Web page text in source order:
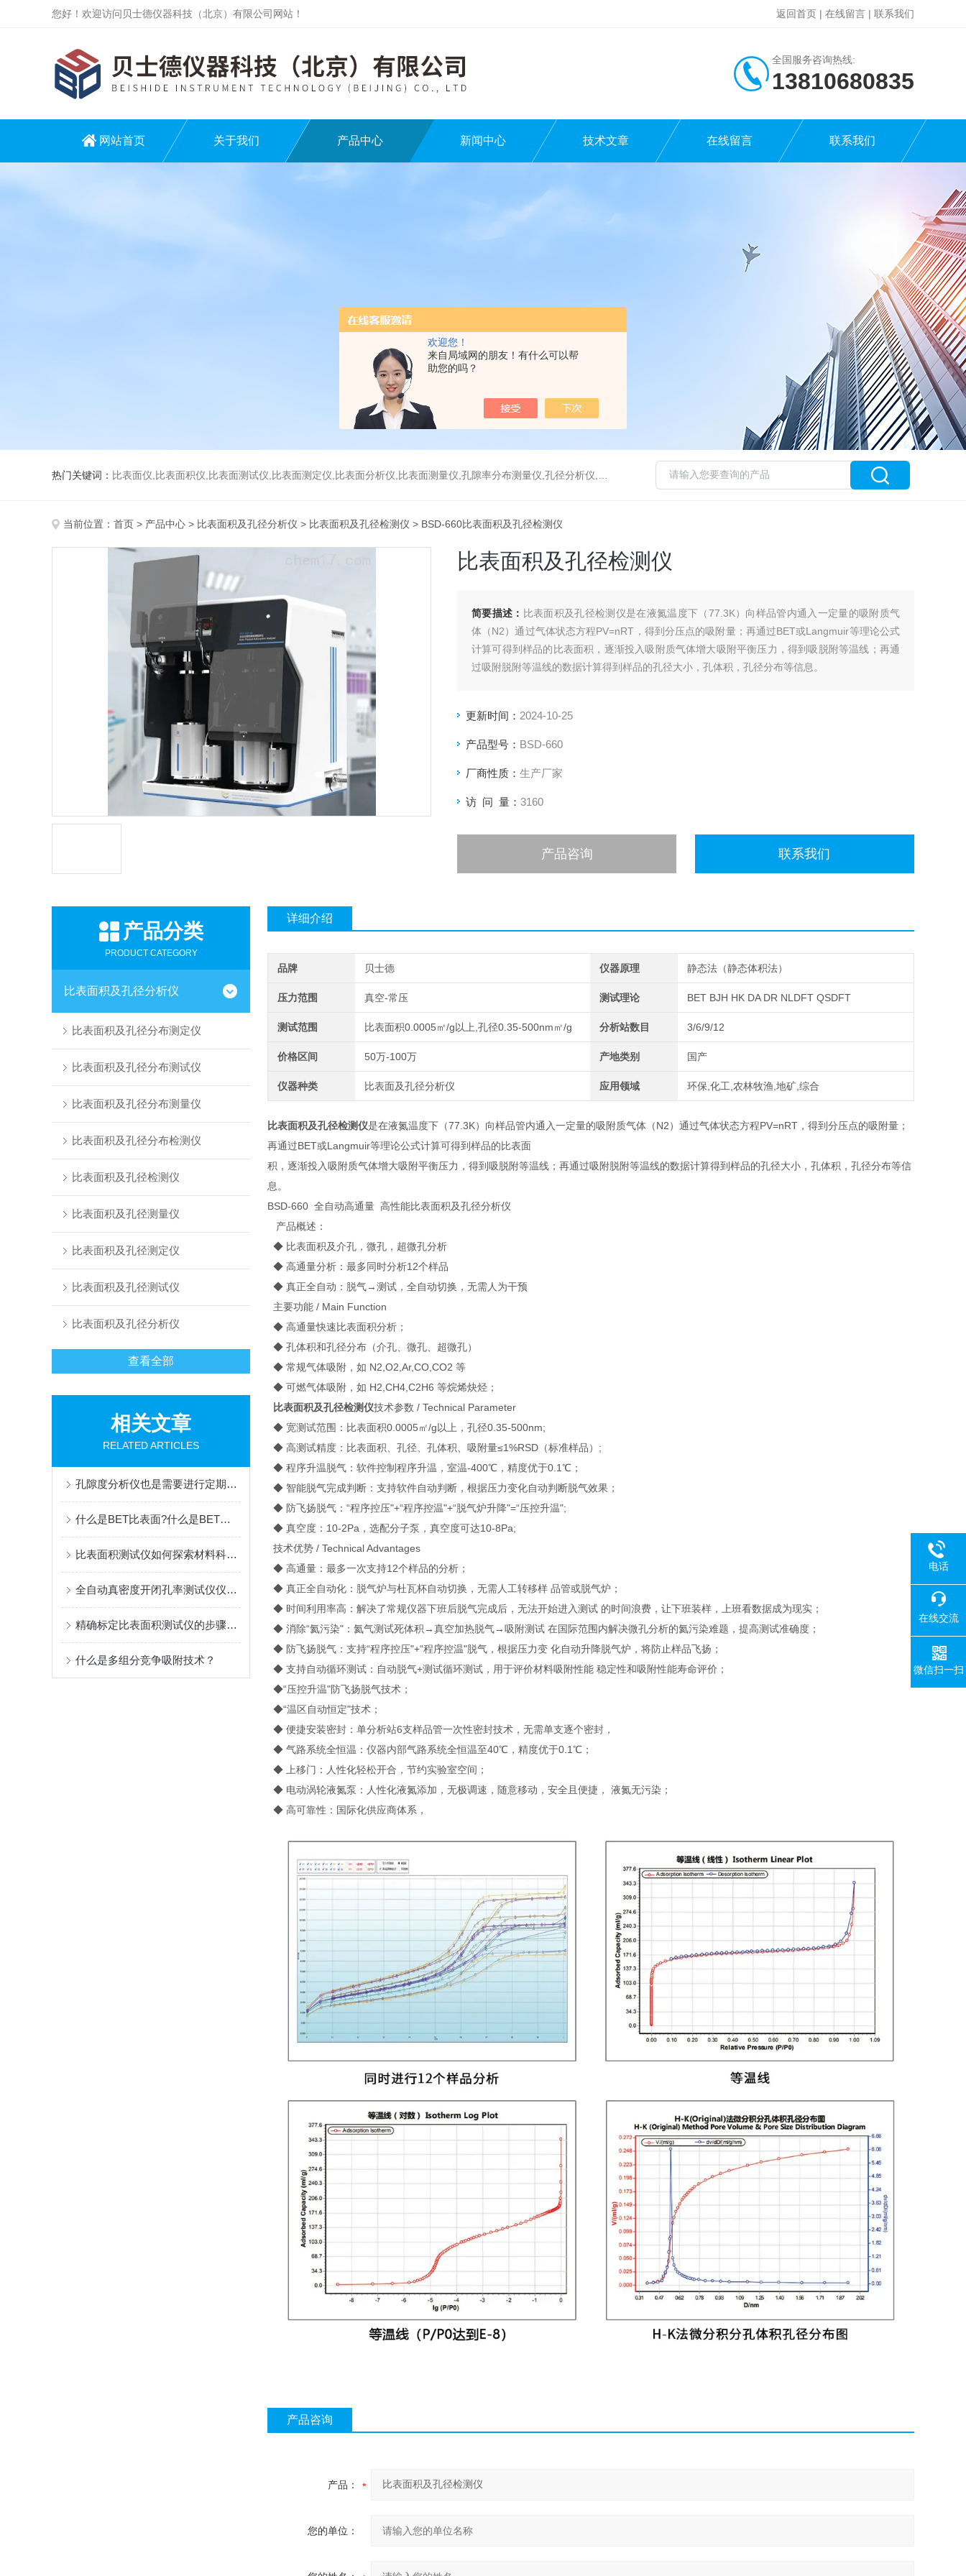
欢迎您！
来自局域网的朋友！有什么可以帮
助您的吗？
您好！欢迎访问贝士德仪器科技（北京）有限公司网站！ 返回首页 | 在线留言 | 联系我们
全国服务咨询热线:
13810680835
网站首页 关于我们 产品中心 新闻中心 技术文章 在线留言 联系我们
热门关键词： 比表面仪,比表面积仪,比表面测试仪,比表面测定仪,比表面分析仪,比表面测量仪,孔隙率分布测量仪,孔径分析仪,孔径测试仪,孔结构分析仪
当前位置： 首页 > 产品中心 > 比表面积及孔径分析仪 > 比表面积及孔径检测仪 > BSD-660比表面积及孔径检测仪
比表面积及孔径检测仪
简要描述： 比表面积及孔径检测仪是在液氮温度下（77.3K）向样品管内通入一定量的吸附质气
体（N2）通过气体状态方程PV=nRT，得到分压点的吸附量；再通过BET或Langmuir等理论公式
计算可得到样品的比表面积，逐渐投入吸附质气体增大吸附平衡压力，得到吸脱附等温线；再通
过吸附脱附等温线的数据计算得到样品的孔径大小，孔体积，孔径分布等信息。
更新时间： 2024-10-25
产品型号： BSD-660
厂商性质： 生产厂家
访 问 量： 3160
产品咨询 联系我们
产品分类
PRODUCT CATEGORY
比表面积及孔径分析仪
比表面积及孔径分布测定仪
比表面积及孔径分布测试仪
比表面积及孔径分布测量仪
比表面积及孔径分布检测仪
比表面积及孔径检测仪
比表面积及孔径测量仪
比表面积及孔径测定仪
比表面积及孔径测试仪
比表面积及孔径分析仪
查看全部
相关文章
RELATED ARTICLES
孔隙度分析仪也是需要进行定期保养的
什么是BET比表面?什么是BET方程？
比表面积测试仪如何探索材料科学？
全自动真密度开闭孔率测试仪仪器原理
精确标定比表面积测试仪的步骤方法
什么是多组分竞争吸附技术？
详细介绍
品牌 贝士德 仪器原理 静态法（静态体积法）
压力范围 真空-常压 测试理论 BET BJH HK DA DR NLDFT QSDFT
测试范围 比表面积0.0005㎡/g以上,孔径0.35-500nm㎡/g 分析站数目 3/6/9/12
价格区间 50万-100万 产地类别 国产
仪器种类 比表面及孔径分析仪 应用领域 环保,化工,农林牧渔,地矿,综合
比表面积及孔径检测仪是在液氮温度下（77.3K）向样品管内通入一定量的吸附质气体（N2）通过气体状态方程PV=nRT，得到分压点的吸附量；
再通过BET或Langmuir等理论公式计算可得到 样品的比表面
积，逐渐投入吸附质气体增大吸附平衡压力，得到吸脱附等温线；再通过吸附脱附等温线的数据计算得到样品的孔径大小，孔体积，孔径分布等信
息。
BSD-660 全自动高通量 高性能比表面积及孔径分析仪
产品概述：
◆ 比表面积及介孔，微孔，超微孔分析
◆ 高通量分析：最多同时分析12个样品
◆ 真正全自动：脱气→测试，全自动切换，无需人为干预
主要功能 / Main Function
◆ 高通量快速比表面积分析；
◆ 孔体积和孔径分布（介孔、微孔、超微孔）
◆ 常规气体吸附，如 N2,O2,Ar,CO,CO2 等
◆ 可燃气体吸附，如 H2,CH4,C2H6 等烷烯炔烃；
比表面积及孔径检测仪技术参数 / Technical Parameter
◆ 宽测试范围：比表面积0.0005㎡/g以上，孔径0.35-500nm;
◆ 高测试精度：比表面积、孔径、孔体积、吸附量≤1%RSD（标准样品）;
◆ 程序升温脱气：软件控制程序升温，室温-400℃，精度优于0.1℃；
◆ 智能脱气完成判断：支持软件自动判断，根据压力变化自动判断脱气效果；
◆ 防飞扬脱气：“程序控压"+“程序控温"+“脱气炉升降"=“压控升温";
◆ 真空度：10-2Pa，选配分子泵，真空度可达10-8Pa;
技术优势 / Technical Advantages
◆ 高通量：最多一次支持12个样品的分析；
◆ 真正全自动化：脱气炉与杜瓦杯自动切换，无需人工转移样 品管或脱气炉；
◆ 时间利用率高：解决了常规仪器下班后脱气完成后，无法开始进入测试 的时间浪费，让下班装样，上班看数据成为现实；
◆ 消除“氦污染"：氦气测试死体积→真空加热脱气→吸附测试 在国际范围内解决微孔分析的氦污染难题，提高测试准确度；
◆ 防飞扬脱气：支持“程序控压"+“程序控温"脱气，根据压力变 化自动升降脱气炉，将防止样品飞扬；
◆ 支持自动循环测试：自动脱气+测试循环测试，用于评价材料吸附性能 稳定性和吸附性能寿命评价；
◆“压控升温"防飞扬脱气技术；
◆“温区自动恒定"技术；
◆ 便捷安装密封：单分析站6支样品管一次性密封技术，无需单支逐个密封，
◆ 气路系统全恒温：仪器内部气路系统全恒温至40℃，精度优于0.1℃；
◆ 上移门：人性化轻松开合，节约实验室空间；
◆ 电动涡轮液氮泵：人性化液氮添加，无极调速，随意移动，安全且便捷， 液氮无污染；
◆ 高可靠性：国际化供应商体系，
产品咨询
产品：
您的单位：
电话
在线交流
微信扫一扫